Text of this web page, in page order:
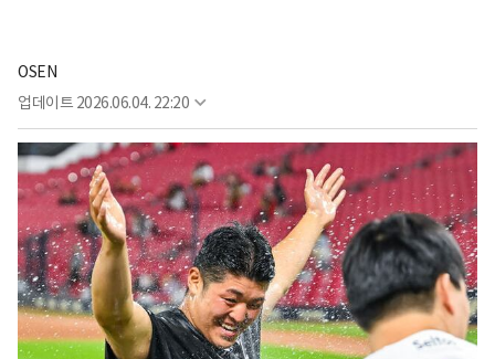
OSEN
업데이트 2026.06.04. 22:20